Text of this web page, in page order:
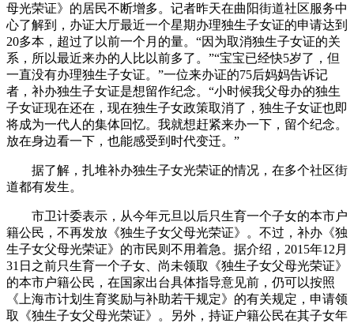
母光荣证》的居民不断增多。记者昨天在曲阳街道社区服务中
心了解到，办证大厅最近一个星期办理独生子女证的申请达到
20多本，超过了以前一个月的量。“因为取消独生子女证的关
系，所以最近来办的人比以前多了。”“宝宝已经快5岁了，但
一直没有办理独生子女证。”一位来办证的75后妈妈告诉记
者，补办独生子女证是想留作纪念。“小时候我父母办的独生
子女证现在还在，现在独生子女政策取消了，独生子女证也即
将成为一代人的集体回忆。我就想赶紧来办一下，留个纪念。
放在身边看一下，也能感受到时代变迁。”
据了解，扎堆补办独生子女光荣证的情况，在多个社区街
道都有发生。
市卫计委表示，从今年元旦以后只生育一个子女的本市户
籍公民，不再发放《独生子女父母光荣证》。不过，补办《独
生子女父母光荣证》的市民则不用着急。据介绍，2015年12月
31日之前只生育一个子女、尚未领取《独生子女父母光荣证》
的本市户籍公民，在国家出台具体指导意见前，仍可以按照
《上海市计划生育奖励与补助若干规定》的有关规定，申请领
取《独生子女父母光荣证》。另外，持证户籍公民在其子女年